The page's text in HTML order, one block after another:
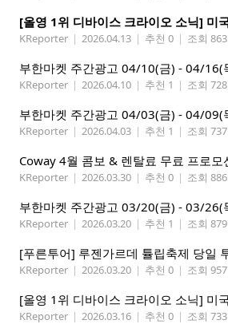
KReporter | 2026.04.13 | 추천 0 | 조회 863
부한마켓 주간광고 04/10(금) - 04/16(
KReporter | 2026.04.10 | 추천 1 | 조회 728
부한마켓 주간광고 04/03(금) - 04/09(
KReporter | 2026.04.03 | 추천 1 | 조회 737
Coway 4월 콤보 & 렌탈료 무료 프로모
KReporter | 2026.03.30 | 추천 0 | 조회 886
부한마켓 주간광고 03/20(금) - 03/26(
KReporter | 2026.03.20 | 추천 1 | 조회 879
[푸른투어] 루젠가르데 튤립축제 당일
KReporter | 2026.03.20 | 추천 0 | 조회 957
KReporter | 2026.03.16 | 추천 0 | 조회 733